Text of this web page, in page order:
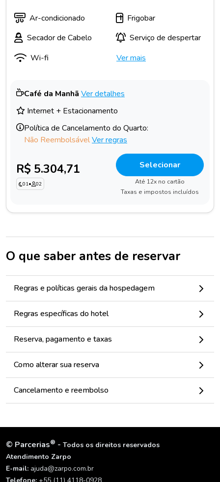
Ar-condicionado
Frigobar
Secador de Cabelo
Serviço de despertar
Wi-fi
Ver mais
Café da Manhã Ver detalhes
Internet + Estacionamento
Política de Cancelamento do Quarto:
Não ReembolsávelVer regras
R$ 5.304,71
01• 02
Selecionar
Até 12x no cartão
Taxas e impostos incluídos
O que saber antes de reservar
Regras e políticas gerais da hospedagem
Regras específicas do hotel
Reserva, pagamento e taxas
Como alterar sua reserva
Cancelamento e reembolso
© Parcerias® - Todos os direitos reservados
Atendimento Zarpo
E-mail: ajuda@zarpo.com.br